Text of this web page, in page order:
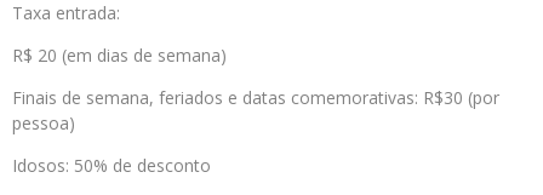
Taxa entrada:
R$ 20 (em dias de semana)
Finais de semana, feriados e datas comemorativas: R$30 (por
pessoa)
Idosos: 50% de desconto